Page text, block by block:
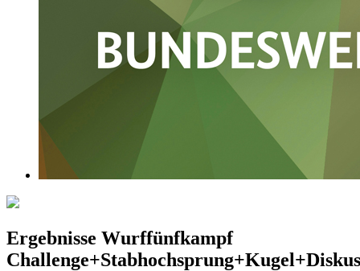
Ergebnisse Wurffünfkampf
Challenge+Stabhochsprung+Kugel+Diskus